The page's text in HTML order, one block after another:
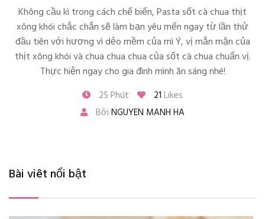
Không cầu kì trong cách chế biến, Pasta sốt cà chua thịt
xông khói chắc chắn sẽ làm bạn yêu mến ngay từ lần thử
đầu tiên với hương vì dẻo mềm của mì Ý, vị mằn mặn của
thịt xông khói và chua chua chua của sốt cà chua chuẩn vị.
Thực hiện ngay cho gia đình mình ăn sáng nhé!
25 Phút 21 Likes
Bởi NGUYEN MANH HA
Bài viêt nổi bật